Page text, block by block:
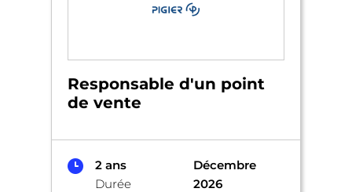
Responsable d'un point
de vente
2 ans
Durée
Décembre
2026